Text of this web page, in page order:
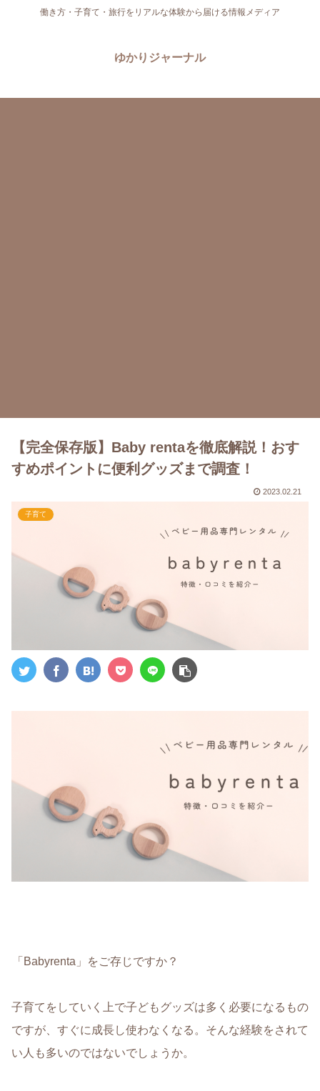
働き方・子育て・旅行をリアルな体験から届ける情報メディア
ゆかりジャーナル
【完全保存版】Baby rentaを徹底解説！おす
すめポイントに便利グッズまで調査！
2023.02.21
子育て
「Babyrenta」 をご存じですか？
子育てをしていく上で子どもグッズは多く必要になるもの
ですが、すぐに成長し使わなくなる。 そんな経験をされて
い人も多いのではないでしょうか。